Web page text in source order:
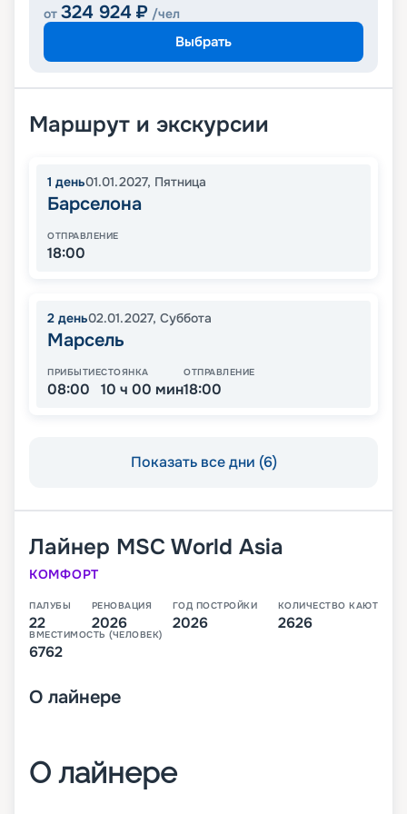
от 324 924 ₽ /чел
Выбрать
Маршрут и экскурсии
1 день01.01.2027, Пятница
Барселона
ОТПРАВЛЕНИЕ
18:00
2 день02.01.2027, Суббота
Марсель
ПРИБЫТИЕ
08:00
СТОЯНКА
10 ч 00 мин
ОТПРАВЛЕНИЕ
18:00
Показать все дни (6)
Лайнер MSC World Asia
КОМФОРТ
ПАЛУБЫ
22
РЕНОВАЦИЯ
2026
ГОД ПОСТРОЙКИ
2026
КОЛИЧЕСТВО КАЮТ
2626
ВМЕСТИМОСТЬ (ЧЕЛОВЕК)
6762
О лайнере
О лайнере